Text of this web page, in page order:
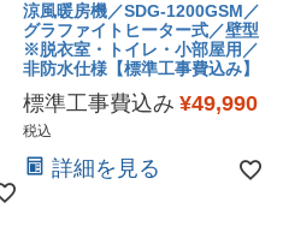
涼風暖房機／SDG-1200GSM／
グラファイトヒーター式／壁型
※脱衣室・トイレ・小部屋用／
非防水仕様【標準工事費込み】
標準工事費込み ¥49,990
税込
詳細を見る